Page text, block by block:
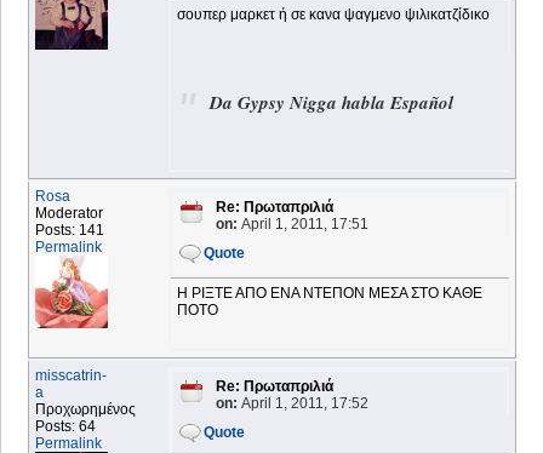
σουπερ μαρκετ ή σε κανα ψαγμενο ψιλικατζίδικο
Da Gypsy Nigga habla Español
Rosa
Moderator
Posts: 141
Permalink
Re: Πρωταπριλιά
on: April 1, 2011, 17:51
Quote
Η ΡΙΞΤΕ ΑΠΟ ΕΝΑ ΝΤΕΠΟΝ ΜΕΣΑ ΣΤΟ ΚΑΘΕ
ΠΟΤΟ
misscatrin-
a
Προχωρημένος
Posts: 64
Permalink
Re: Πρωταπριλιά
on: April 1, 2011, 17:52
Quote